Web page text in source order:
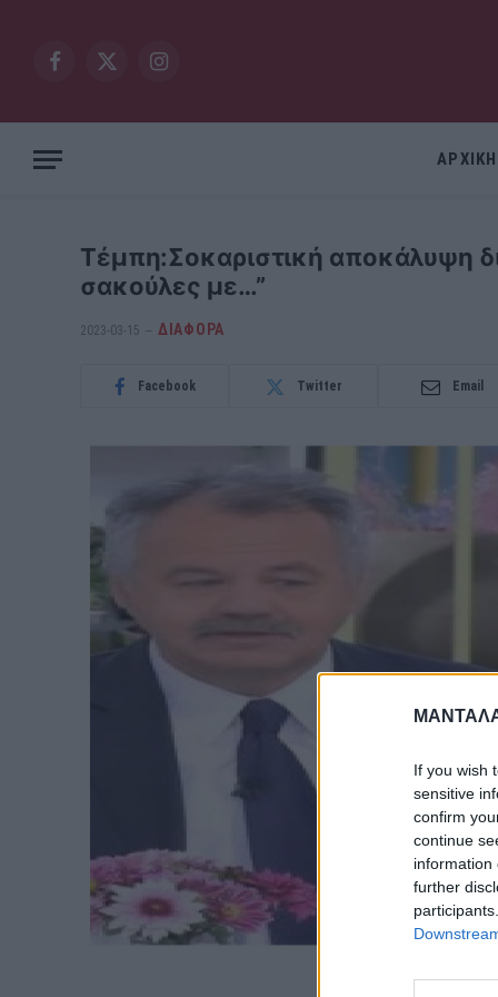
If you wish
sensitive
confirm
continue
information
further
Facebook
X
Instagram
ΑΡΧΙΚΗ
Τέμπη:Σοκαριστική αποκάλυψη
σακούλες με…”
2023-03-15 ΔΙΆΦΟΡΑ
Facebook Twitter Email